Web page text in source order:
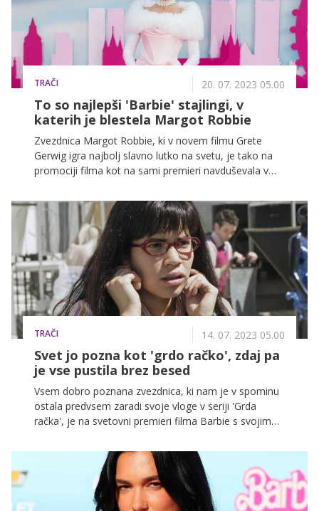
TRAČI 20. 07. 2023 05.00
To so najlepši 'Barbie' stajlingi, v
katerih je blestela Margot Robbie
Zvezdnica Margot Robbie, ki v novem filmu Grete
Gerwig igra najbolj slavno lutko na svetu, je tako na
promociji filma kot na sami premieri navduševala v
stajlingih, ki nam bodo še dolgo ostali v spominu.
TRAČI 14. 07. 2023 05.00
Svet jo pozna kot 'grdo račko', zdaj pa
je vse pustila brez besed
Vsem dobro poznana zvezdnica, ki nam je v spominu
ostala predvsem zaradi svoje vloge v seriji 'Grda
račka', je na svetovni premieri filma Barbie s svojim
občinstvo obožuje!